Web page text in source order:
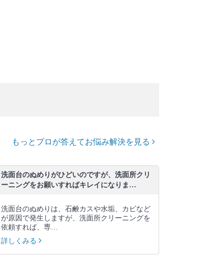
もっとプロが答えてお悩み解決を見る
洗面台のぬめりがひどいのですが、洗面所クリ
ーニングをお願いすればキレイになりま…
洗面台のぬめりは、石鹸カスや水垢、カビなど
が原因で発生しますが、洗面所クリーニングを
依頼すれば、専…
詳しくみる